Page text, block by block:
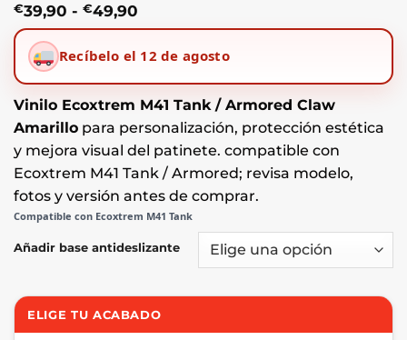
€39,90 - €49,90
de
desde
hasta
€49,90
Recíbelo el 12 de agosto
Vinilo Ecoxtrem M41 Tank / Armored Claw
Amarillo para personalización, protección estética
y mejora visual del patinete. compatible con
Ecoxtrem M41 Tank / Armored; revisa modelo,
fotos y versión antes de comprar.
Compatible con Ecoxtrem M41 Tank
Añadir base antideslizante
ELIGE TU ACABADO